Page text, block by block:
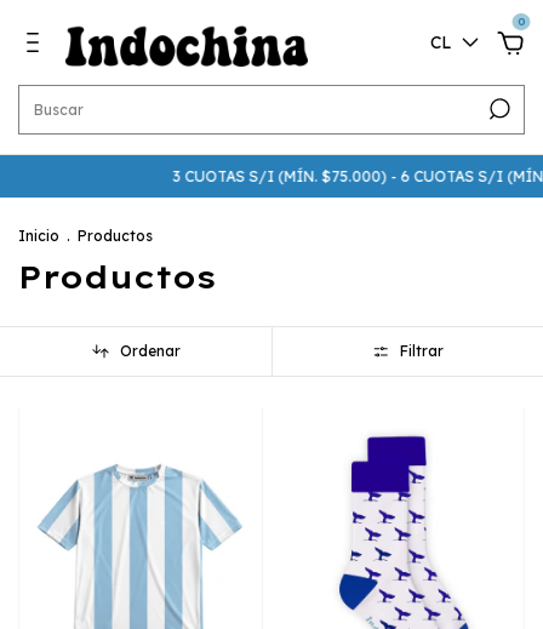
CL
0
3 CUOTAS S/I (MÍN. $75.000) - 6 CUOTAS S/I (MÍN. $250.000) -
Inicio . Productos
Productos
Ordenar Filtrar